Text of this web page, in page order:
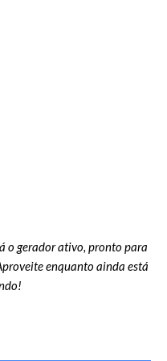
o gerador ativo, pronto para
enquanto ainda está